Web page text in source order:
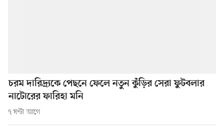
চরম দারিদ্র্যকে পেছনে ফেলে নতুন কুঁড়ির সেরা ফুটবলার
নাটোরের ফারিহা মনি
৭ ঘণ্টা আগে